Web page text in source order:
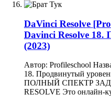
DaVinci Resolve
Davinci Resolve 18.
(2023)
Автор: Profileschool
18. Продвинутый
ПОЛНЫЙ СПЕКТР
RESOLVE Это онлайн-